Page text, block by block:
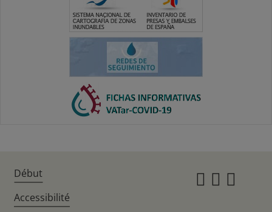
Début
Accessibilité